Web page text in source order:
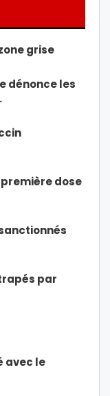
grise
dénonce les
première dose
par
avec le